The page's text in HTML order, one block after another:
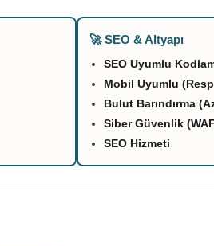
🚀 SEO & Altyapı
SEO Uyumlu
Mobil Uyumlu
Bulut Barındırma
Siber Güvenlik
SEO Hizmeti